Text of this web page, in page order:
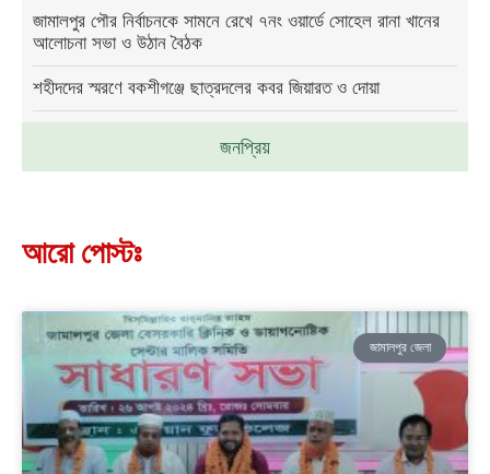
জনপ্রিয়
জামালপুর পৌর নির্বাচনকে সামনে রেখে ৭নং ওয়ার্ডে সোহেল রানা খানের
আলোচনা সভা ও উঠান বৈঠক
শহীদদের স্মরণে বকশীগঞ্জে ছাত্রদলের কবর জিয়ারত ও দোয়া
আরো পোস্টঃ
জামালপুর জেলা